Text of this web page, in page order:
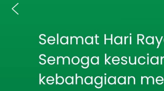
Berita Terkait
Bakti TNI AD Hadirkan
Air Bersih, Babinsa
Batumarmar Kawal
Pengeboran Sumur